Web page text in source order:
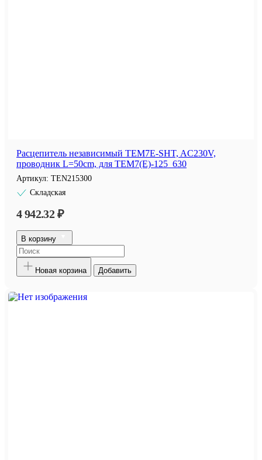
Расцепитель независимый TEM7E-SHT, AC230V,
проводник L=50cm, для TEM7(E)-125_630
Артикул: TEN215300
Складская
4 942.32 ₽
В корзину
Новая корзина Добавить